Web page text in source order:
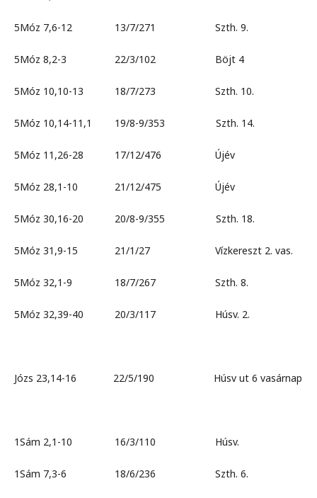
5Móz 7,6-12 13/7/271 Szth. 9.
5Móz 8,2-3 22/3/102 Böjt 4
5Móz 10,10-13 18/7/273 Szth. 10.
5Móz 10,14-11,1 19/8-9/353 Szth. 14.
5Móz 11,26-28 17/12/476 Újév
5Móz 28,1-10 21/12/475 Újév
5Móz 30,16-20 20/8-9/355 Szth. 18.
5Móz 31,9-15 21/1/27 Vízkereszt 2. vas.
5Móz 32,1-9 18/7/267 Szth. 8.
5Móz 32,39-40 20/3/117 Húsv. 2.
Józs 23,14-16 22/5/190 Húsv ut 6 vasárnap
1Sám 2,1-10 16/3/110 Húsv.
1Sám 7,3-6 18/6/236 Szth. 6.